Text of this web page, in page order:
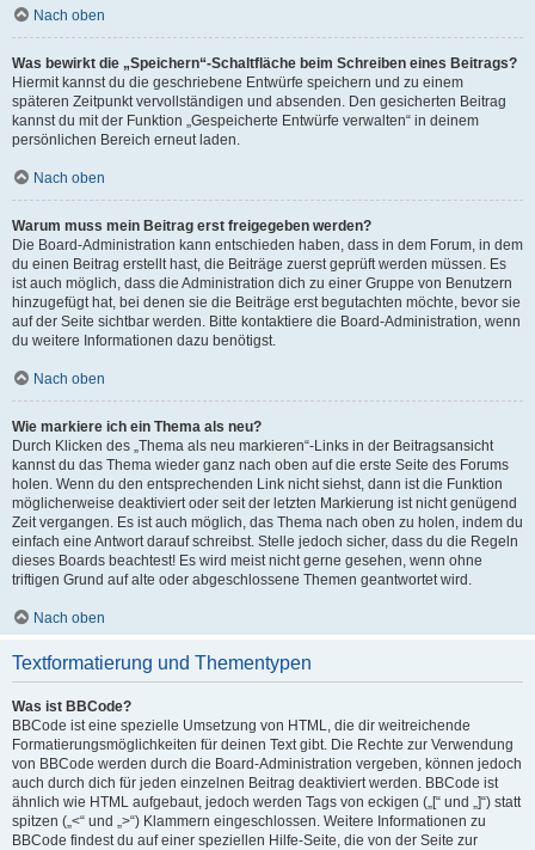
Nach oben
Was bewirkt die „Speichern“-Schaltfläche beim Schreiben eines Beitrags?
Hiermit kannst du die geschriebene Entwürfe speichern und zu einem
späteren Zeitpunkt vervollständigen und absenden. Den gesicherten Beitrag
kannst du mit der Funktion „Gespeicherte Entwürfe verwalten“ in deinem
persönlichen Bereich erneut laden.
Nach oben
Warum muss mein Beitrag erst freigegeben werden?
Die Board-Administration kann entschieden haben, dass in dem Forum, in dem
du einen Beitrag erstellt hast, die Beiträge zuerst geprüft werden müssen. Es
ist auch möglich, dass die Administration dich zu einer Gruppe von Benutzern
hinzugefügt hat, bei denen sie die Beiträge erst begutachten möchte, bevor sie
auf der Seite sichtbar werden. Bitte kontaktiere die Board-Administration, wenn
du weitere Informationen dazu benötigst.
Nach oben
Wie markiere ich ein Thema als neu?
Durch Klicken des „Thema als neu markieren“-Links in der Beitragsansicht
kannst du das Thema wieder ganz nach oben auf die erste Seite des Forums
holen. Wenn du den entsprechenden Link nicht siehst, dann ist die Funktion
möglicherweise deaktiviert oder seit der letzten Markierung ist nicht genügend
Zeit vergangen. Es ist auch möglich, das Thema nach oben zu holen, indem du
einfach eine Antwort darauf schreibst. Stelle jedoch sicher, dass du die Regeln
dieses Boards beachtest! Es wird meist nicht gerne gesehen, wenn ohne
triftigen Grund auf alte oder abgeschlossene Themen geantwortet wird.
Nach oben
Textformatierung und Thementypen
Was ist BBCode?
BBCode ist eine spezielle Umsetzung von HTML, die dir weitreichende
Formatierungsmöglichkeiten für deinen Text gibt. Die Rechte zur Verwendung
von BBCode werden durch die Board-Administration vergeben, können jedoch
auch durch dich für jeden einzelnen Beitrag deaktiviert werden. BBCode ist
ähnlich wie HTML aufgebaut, jedoch werden Tags von eckigen („[“ und „]“) statt
spitzen („<“ und „>“) Klammern eingeschlossen. Weitere Informationen zu
BBCode findest du auf einer speziellen Hilfe-Seite, die von der Seite zur